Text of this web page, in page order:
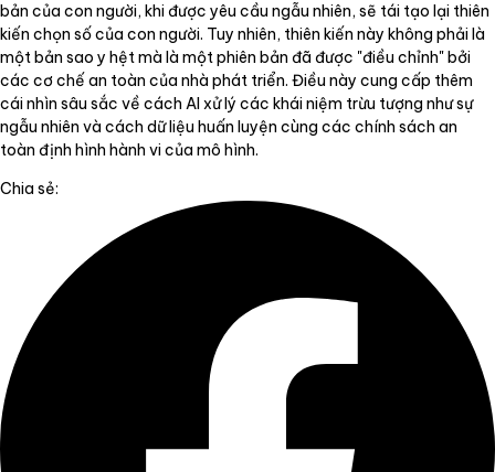
bản của con người, khi được yêu cầu ngẫu nhiên, sẽ tái tạo lại thiên
kiến chọn số của con người. Tuy nhiên, thiên kiến này không phải là
một bản sao y hệt mà là một phiên bản đã được "điều chỉnh" bởi
các cơ chế an toàn của nhà phát triển. Điều này cung cấp thêm
cái nhìn sâu sắc về cách AI xử lý các khái niệm trừu tượng như sự
ngẫu nhiên và cách dữ liệu huấn luyện cùng các chính sách an
toàn định hình hành vi của mô hình.
Chia sẻ: